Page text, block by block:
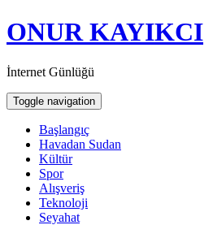
ONUR KAYIKCI
İnternet Günlüğü
Toggle navigation
Başlangıç
Havadan Sudan
Kültür
Spor
Alışveriş
Teknoloji
Seyahat